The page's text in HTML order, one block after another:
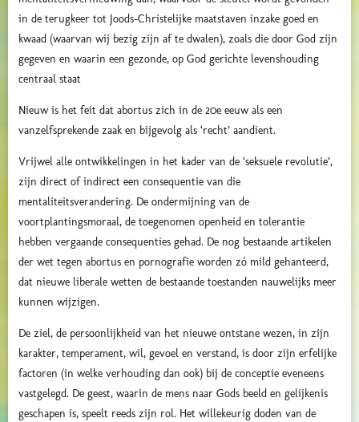
in de terugkeer tot Joods-Christelijke maatstaven inzake goed en
kwaad (waarvan wij bezig zijn af te dwalen), zoals die door God zijn
gegeven en waarin een gezonde, op God gerichte levenshouding
centraal staat
Nieuw is het feit dat abortus zich in de 20e eeuw als een
vanzelfsprekende zaak en bijgevolg als ‘recht’ aandient.
Vrijwel alle ontwikkelingen in het kader van de ‘seksuele revolutie’,
zijn direct of indirect een consequentie van die
mentaliteitsverandering. De ondermijning van de
voortplantingsmoraal, de toegenomen openheid en tolerantie
hebben vergaande consequenties gehad. De nog bestaande artikelen
der wet tegen abortus en pornografie worden zó mild gehanteerd,
dat nieuwe liberale wetten de bestaande toestanden nauwelijks meer
kunnen wijzigen.
De ziel, de persoonlijkheid van het nieuwe ontstane wezen, in zijn
karakter, temperament, wil, gevoel en verstand, is door zijn erfelijke
factoren (in welke verhouding dan ook) bij de conceptie eveneens
vastgelegd. De geest, waarin de mens naar Gods beeld en gelijkenis
geschapen is, speelt reeds zijn rol. Het willekeurig doden van de